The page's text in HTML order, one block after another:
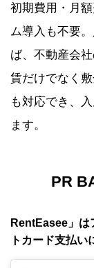
初期費用・月
ム導入も不要
ば、不動産会
賃だけでなく
も対応でき、
ます。
PR
RentEasee」は
トカード支払い